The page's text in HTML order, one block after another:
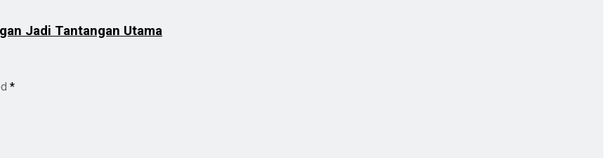
Jadi Tantangan Utama
*